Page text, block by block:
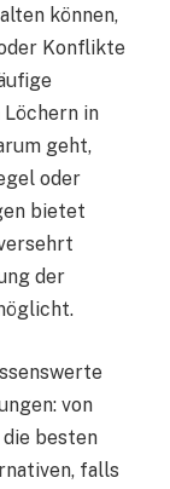
können,
Konflikte
in
geht,
oder
bietet
der
von
besten
falls